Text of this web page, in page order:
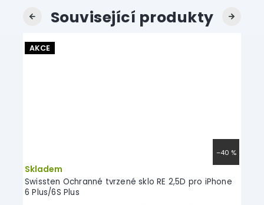
Související produkty
Previous
AKCE
–40 %
Swissten Ochranné tvrzené sklo RE 2,5D pro iPhone
6 Plus/6S Plus
Skladem
Next